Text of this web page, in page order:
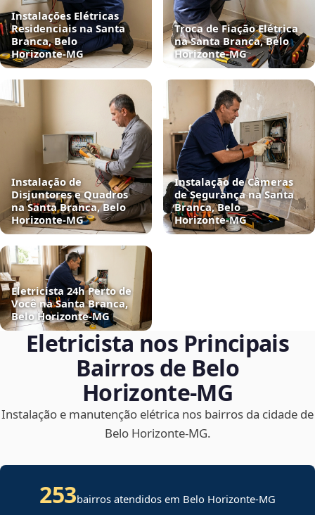
Instalações Elétricas
Residenciais na Santa
Branca, Belo
Horizonte‑MG
Troca de Fiação Elétrica
na Santa Branca, Belo
Horizonte‑MG
Instalação de
Disjuntores e Quadros
na Santa Branca, Belo
Horizonte‑MG
Instalação de Câmeras
de Segurança na Santa
Branca, Belo
Horizonte‑MG
Eletricista 24h Perto de
Você na Santa Branca,
Belo Horizonte‑MG
Eletricista nos Principais
Bairros de Belo
Horizonte‑MG
Instalação e manutenção elétrica nos bairros da cidade de
Belo Horizonte‑MG.
253bairros atendidos em Belo Horizonte-MG